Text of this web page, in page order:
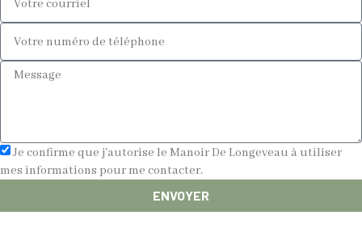
Je confirme que j'autorise le Manoir De Longeveau à utiliser
mes informations pour me contacter.
ENVOYER